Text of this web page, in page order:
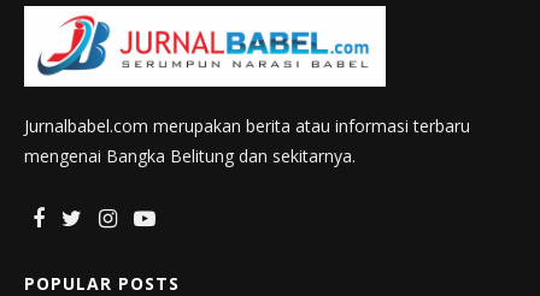
Jurnalbabel.com merupakan berita atau informasi terbaru
mengenai Bangka Belitung dan sekitarnya.
POPULAR POSTS